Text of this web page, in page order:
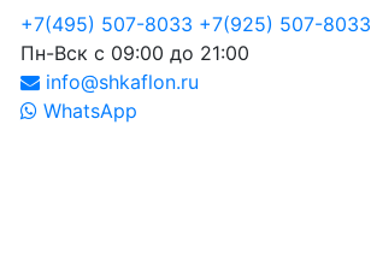
+7(495) 507-8033 +7(925) 507-8033
Пн-Вск с 09:00 до 21:00
info@shkaflon.ru
WhatsApp